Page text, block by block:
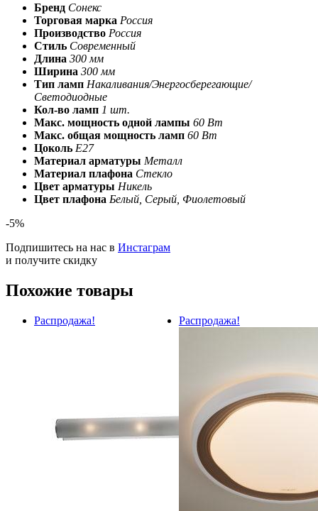
Бренд Сонекс
Торговая марка Россия
Производство Россия
Стиль Современный
Длина 300 мм
Ширина 300 мм
Тип ламп Накаливания/Энергосберегающие/
Светодиодные
Кол-во ламп 1 шт.
Макс. мощность одной лампы 60 Вт
Макс. общая мощность ламп 60 Вт
Цоколь E27
Материал арматуры Металл
Материал плафона Стекло
Цвет арматуры Никель
Цвет плафона Белый, Серый, Фиолетовый
-5%
Подпишитесь на нас в Инстаграм
и получите скидку
Похожие товары
Распродажа! Распродажа!